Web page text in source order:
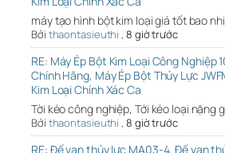
máy tạo hình bột kim loại giá tốt bao
Bởi thaontasieuthi , 8 giờ trước
RE: Máy Ép Bột Kim Loại Công Nghiệp
Chính Hãng, Máy Ép Bột Thủy Lực
Kim Loại Chính Xác Ca
Tời kéo công nghiệp, Tới kéo loại nặng
Bởi thaontasieuthi , 8 giờ trước
RE: Đế van thủy lực MA03-4, Đế van